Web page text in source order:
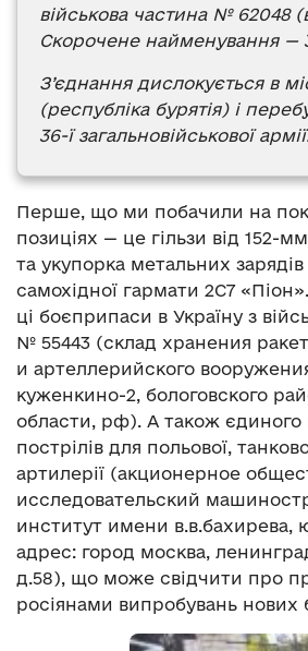
військова частина № 62048
Скорочене найменування —
З’єднання дислокується в
(республіка бурятія) і
36-ї загальновійськової
Перше, що ми побачили на
позиціях — це гільзи від 152-
та укупорка метальних
самохідної гармати 2С7
ці боєприпаси в Україну з
№ 55443 (склад хранения
и артеллерийского
куженкино-2, бологовского
области, рф). А також
пострілів для польової,
артилерії (акционерное
исследовательский
институт имени в.в.бахирева,
адрес: город москва,
д.58), що може свідчити про
росіянами випробувань нових